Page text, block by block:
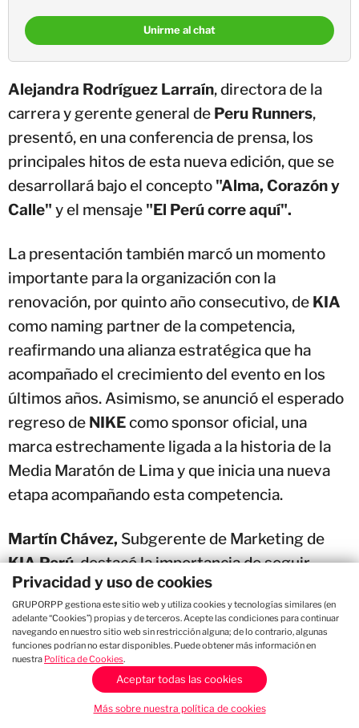
Unirme al chat
Alejandra Rodríguez Larraín, directora de la
carrera y gerente general de Peru Runners,
presentó, en una conferencia de prensa, los
principales hitos de esta nueva edición, que se
desarrollará bajo el concepto "Alma, Corazón y
Calle" y el mensaje "El Perú corre aquí".
La presentación también marcó un momento
importante para la organización con la
renovación, por quinto año consecutivo, de KIA
como naming partner de la competencia,
reafirmando una alianza estratégica que ha
acompañado el crecimiento del evento en los
últimos años. Asimismo, se anunció el esperado
regreso de NIKEcomo sponsor oficial, una
marca estrechamente ligada a la historia de la
Media Maratón de Lima y que inicia una nueva
etapa acompañando esta competencia.
Martín Chávez, Subgerente de Marketing de
KIA Perú, destacó la importancia de seguir
impulsando una carrera que forma parte del
patrimonio deportivo del país, mientras que
Jean Carlo Padilla,Sports Marketing Manager
de NIKE, expresó la satisfacción de la marca por
volver a acompañar una competencia con la que
mantiene una histórica conexión y que hoy
Privacidad y uso de cookies
GRUPORPP gestiona este sitio web y utiliza cookies y tecnologías similares (en
adelante “Cookies”) propias y de terceros. Acepte las condiciones para continuar
navegando en nuestro sitio web sin restricción alguna; de lo contrario, algunas
funciones podrían no estar disponibles. Puede obtener más información en
nuestra Política de Cookies.
Aceptar todas las cookies
Más sobre nuestra política de cookies